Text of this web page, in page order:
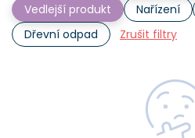
Vedlejší produkt
Nařízení
Dřevní odpad
Zrušit filtry